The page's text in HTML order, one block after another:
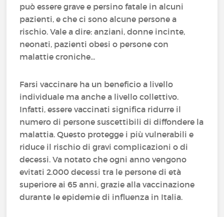
può essere grave e persino fatale in alcuni
pazienti, e che ci sono alcune persone a
rischio. Vale a dire: anziani, donne incinte,
neonati, pazienti obesi o persone con
malattie croniche...
Farsi vaccinare ha un beneficio a livello
individuale ma anche a livello collettivo.
Infatti, essere vaccinati significa ridurre il
numero di persone suscettibili di diffondere la
malattia. Questo protegge i più vulnerabili e
riduce il rischio di gravi complicazioni o di
decessi. Va notato che ogni anno vengono
evitati 2.000 decessi tra le persone di età
superiore ai 65 anni, grazie alla vaccinazione
durante le epidemie di influenza in Italia.